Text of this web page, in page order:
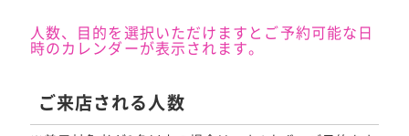
人数、目的を選択いただけますとご予約可能な日
時のカレンダーが表示されます。
ご来店される人数